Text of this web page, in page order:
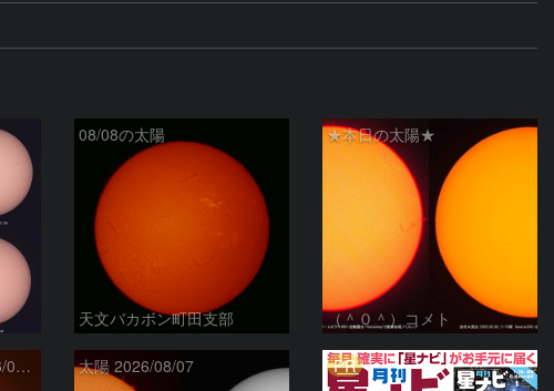
08/08の太陽
天文バカボン町田支部
★本日の太陽★
（＾０＾）コメト
太陽 Hα線全面像 2026/08/08 太陽 2026/08/07 PR